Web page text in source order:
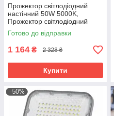
Прожектор світлодіодний
настінний 50W 5000K,
Прожектор світлодіодний
вуличний, RYH
Готово до відправки
1 164 ₴ 2 328 ₴
Купити
–50%